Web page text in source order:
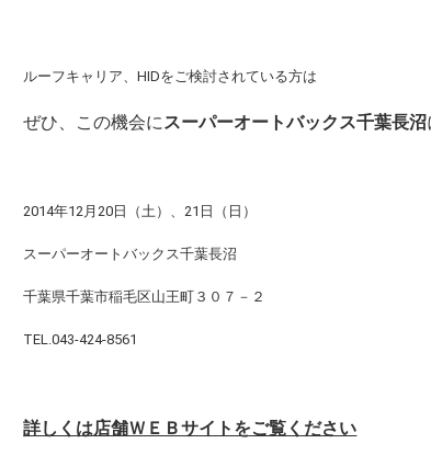
ルーフキャリア、HIDをご検討されている方は
ぜひ、この機会にスーパーオートバックス千葉長沼
2014年12月20日（土）、21日（日）
スーパーオートバックス千葉長沼
千葉県千葉市稲毛区山王町３０７－２
TEL.043-424-8561
詳しくは店舗ＷＥＢサイトをご覧ください